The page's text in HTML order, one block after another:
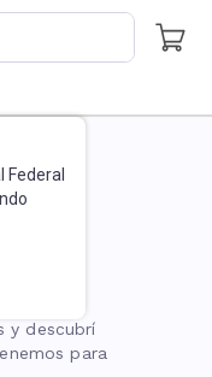
Federal
y descubrí
para